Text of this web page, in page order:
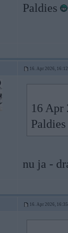
Paldies
16. Apr 2026, 16:12
16 Apr
Paldies
nu ja -
16. Apr 2026, 16:35